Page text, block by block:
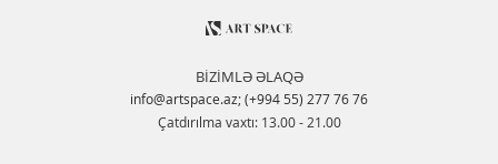
BİZİMLƏ ƏLAQƏ
info@artspace.az; (+994 55) 277 76 76
Çatdırılma vaxtı: 13.00 - 21.00